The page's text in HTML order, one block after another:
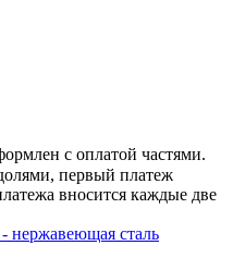
с оплатой частями.
первый платеж
вносится каждые две
нержавеющая сталь